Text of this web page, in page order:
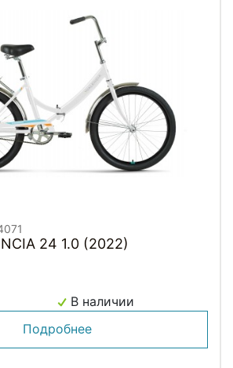
24 1.0 (2022)
В наличии
Подробнее